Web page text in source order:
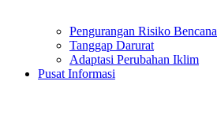
Pengurangan Risiko Bencana
Tanggap Darurat
Adaptasi Perubahan Iklim
Pusat Informasi